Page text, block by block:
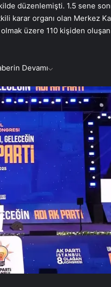
düzenlemişti. 1.5 sene
karar organı olan Merkez
üzere 110 kişiden
Devamı